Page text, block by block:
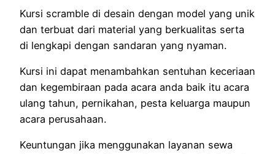
Kursi scramble di desain dengan model yang unik
dan terbuat dari material yang berkualitas serta
di lengkapi dengan sandaran yang nyaman.
Kursi ini dapat menambahkan sentuhan keceriaan
dan kegembiraan pada acara anda baik itu acara
ulang tahun, pernikahan, pesta keluarga maupun
acara perusahaan.
Keuntungan jika menggunakan layanan sewa